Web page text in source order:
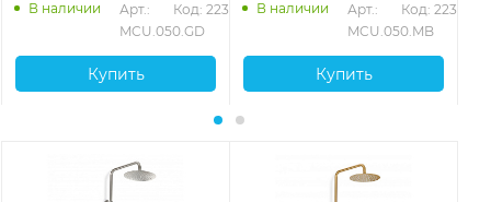
золото
В наличии
Арт.:
MCU.050.GD
Код: 22365
Купить
В наличии
Арт.:
MCU.050.MB
Код: 22366
Купить